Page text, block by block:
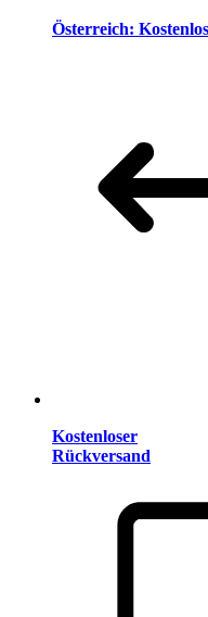
Österreich:
Kostenloser
Rückversand